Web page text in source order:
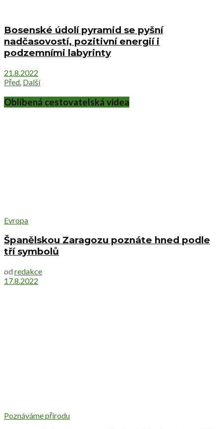
Bosenské údolí pyramid se pyšní
nadčasovostí, pozitivní energií i
podzemními labyrinty
21.8.2022
Před. Další
Oblíbená cestovatelská videa
Evropa
Španělskou Zaragozu poznáte hned podle
tří symbolů
od redakce
17.8.2022
Poznáváme přírodu